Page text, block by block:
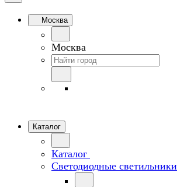
Москва
Москва
Каталог
Каталог
Светодиодные светильники